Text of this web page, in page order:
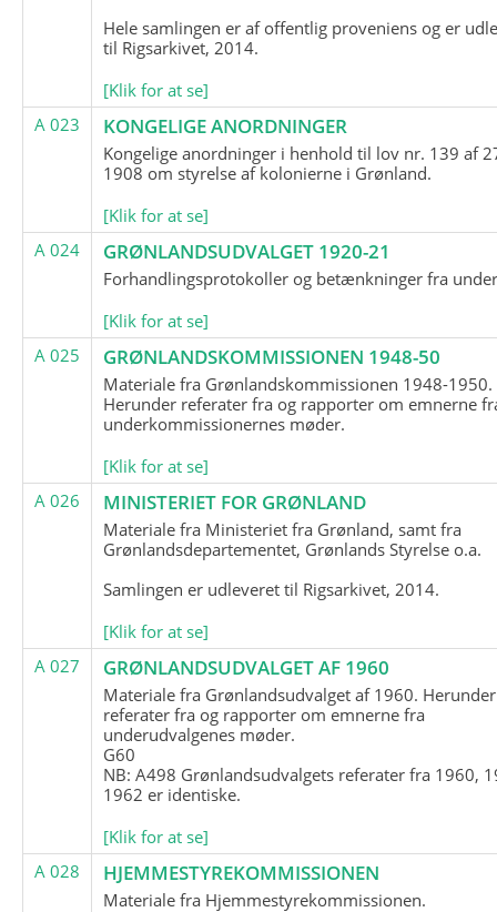
Hele samlingen er af offentlig proveniens og er
til Rigsarkivet, 2014.
[Klik for at se]
A 023
KONGELIGE ANORDNINGER
Kongelige anordninger i henhold til lov nr. 139 af
1908 om styrelse af kolonierne i Grønland.
[Klik for at se]
A 024
GRØNLANDSUDVALGET 1920-21
Forhandlingsprotokoller og betænkninger fra
[Klik for at se]
A 025
GRØNLANDSKOMMISSIONEN 1948-50
Materiale fra Grønlandskommissionen 1948-1950.
Herunder referater fra og rapporter om emnerne
underkommissionernes møder.
[Klik for at se]
A 026
MINISTERIET FOR GRØNLAND
Materiale fra Ministeriet fra Grønland, samt fra
Grønlandsdepartementet, Grønlands Styrelse o.a.
Samlingen er udleveret til Rigsarkivet, 2014.
[Klik for at se]
A 027
GRØNLANDSUDVALGET AF 1960
Materiale fra Grønlandsudvalget af 1960. Herunder
referater fra og rapporter om emnerne fra
underudvalgenes møder.
G60
NB: A498 Grønlandsudvalgets referater fra 1960,
1962 er identiske.
[Klik for at se]
A 028
HJEMMESTYREKOMMISSIONEN
Materiale fra Hjemmestyrekommissionen.